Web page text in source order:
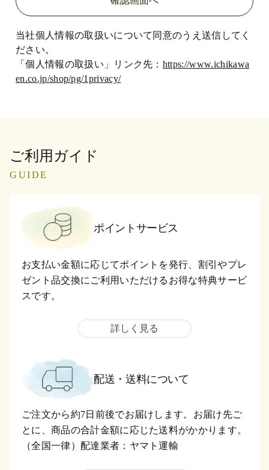
当社個人情報の取扱いについて同意のうえ送信してく
ださい。
「個人情報の取扱い」リンク先： https://www.ichikawa
en.co.jp/shop/pg/1privacy/
ご利用ガイド
GUIDE
ポイントサービス
お支払い金額に応じてポイントを発行、割引やプレ
ゼント品交換にご利用いただけるお得な特典サービ
スです。
詳しく見る
配送・送料について
ご注文から約7日前後でお届けします。お届け先ご
とに、商品の合計金額に応じた送料がかかります。
（全国一律）配達業者：ヤマト運輸